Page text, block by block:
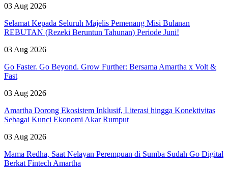
03 Aug 2026
Selamat Kepada Seluruh Majelis Pemenang Misi Bulanan
REBUTAN (Rezeki Beruntun Tahunan) Periode Juni!
03 Aug 2026
Go Faster. Go Beyond. Grow Further: Bersama Amartha x Volt &
Fast
03 Aug 2026
Amartha Dorong Ekosistem Inklusif, Literasi hingga Konektivitas
Sebagai Kunci Ekonomi Akar Rumput
03 Aug 2026
Mama Redha, Saat Nelayan Perempuan di Sumba Sudah Go Digital
Berkat Fintech Amartha